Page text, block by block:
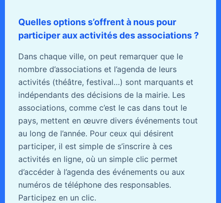
Quelles options s’offrent à nous pour
participer aux activités des associations ?
Dans chaque ville, on peut remarquer que le
nombre d’associations et l’agenda de leurs
activités (théâtre, festival…) sont marquants et
indépendants des décisions de la mairie. Les
associations, comme c’est le cas dans tout le
pays, mettent en œuvre divers événements tout
au long de l’année. Pour ceux qui désirent
participer, il est simple de s’inscrire à ces
activités en ligne, où un simple clic permet
d’accéder à l’agenda des événements ou aux
numéros de téléphone des responsables.
Participez en un clic.